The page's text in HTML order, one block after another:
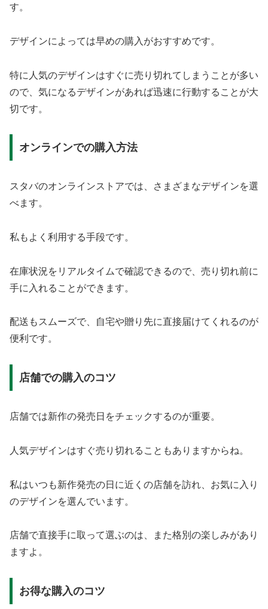
す。
デザインによっては早めの購入がおすすめです。
特に人気のデザインはすぐに売り切れてしまうことが多い
ので、気になるデザインがあれば迅速に行動することが大
切です。
オンラインでの購入方法
スタバのオンラインストアでは、さまざまなデザインを選
べます。
私もよく利用する手段です。
在庫状況をリアルタイムで確認できるので、売り切れ前に
手に入れることができます。
配送もスムーズで、自宅や贈り先に直接届けてくれるのが
便利です。
店舗での購入のコツ
店舗では新作の発売日をチェックするのが重要。
人気デザインはすぐ売り切れることもありますからね。
私はいつも新作発売の日に近くの店舗を訪れ、お気に入り
のデザインを選んでいます。
店舗で直接手に取って選ぶのは、また格別の楽しみがあり
ますよ。
お得な購入のコツ